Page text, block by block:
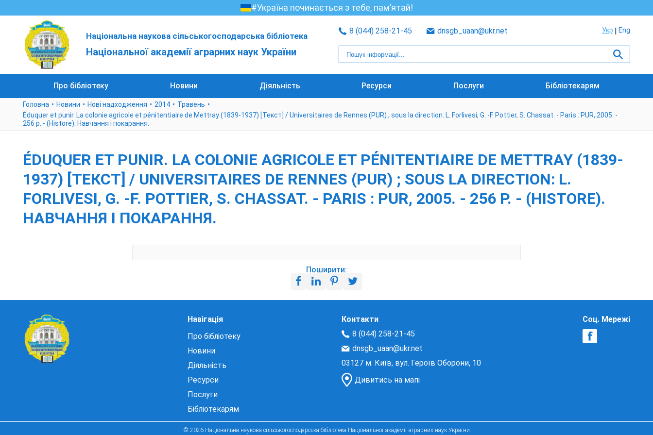
#Україна починається з тебе, пам’ятай!
Національна наукова сільськогосподарська бібліотека
Національної академії аграрних наук України
8 (044) 258-21-45 dnsgb_uaan@ukr.net Укр Eng
Про бібліотеку Новини Діяльність Ресурси Послуги Бібліотекарям
Головна Новини Нові надходження 2014
Травень
Éduquer et punir. La colonie agricole et pénitentiaire de Mettray (1839-1937) [Текст] / Universitaires de Rennes (PUR) ; sous la direction: L. Forlivesi, G. -F. Pottier, S. Chassat. - Paris : PUR, 2005. -
256 p. - (Histore). Навчання і покарання.
ÉDUQUER ET PUNIR. LA COLONIE AGRICOLE ET PÉNITENTIAIRE DE METTRAY (1839-
1937) [ТЕКСТ] / UNIVERSITAIRES DE RENNES (PUR) ; SOUS LA DIRECTION: L.
FORLIVESI, G. -F. POTTIER, S. CHASSAT. - PARIS : PUR, 2005. - 256 P. - (HISTORE).
НАВЧАННЯ І ПОКАРАННЯ.
Поширити:
Навігація
Про бібліотеку
Новини
Діяльність
Ресурси
Послуги
Бібліотекарям
Контакти
8 (044) 258-21-45
dnsgb_uaan@ukr.net
03127 м. Київ, вул. Героїв Оборони, 10
Дивитись на мапі
Соц. Мережі
© 2026 Національна наукова сільськогосподарська бібліотека Національної академії аграрних наук України